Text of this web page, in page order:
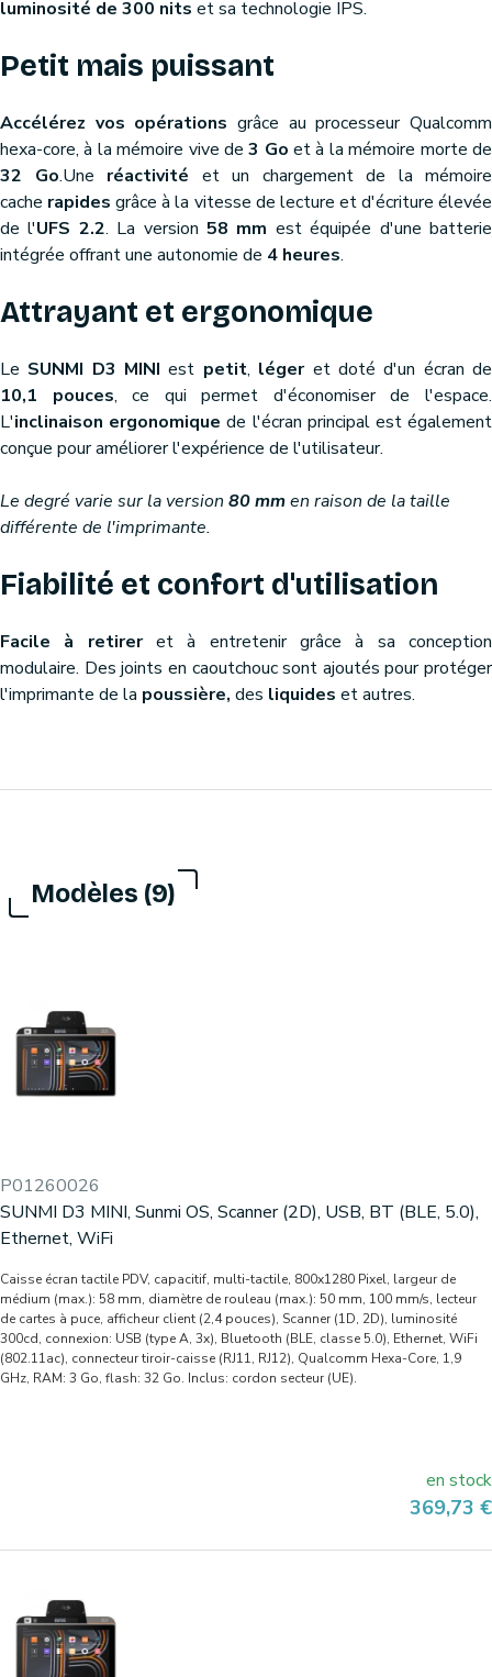
luminosité de 300 nits et sa technologie IPS.
Petit mais puissant
Accélérez vos opérations grâce au processeur Qualcomm
hexa-core, à la mémoire vive de 3 Go et à la mémoire morte de
32 Go.Une réactivité et un chargement de la mémoire
cache rapides grâce à la vitesse de lecture et d'écriture élevée
de l'UFS 2.2. La version58 mm est équipée d'une batterie
intégrée offrant une autonomie de 4 heures.
Attrayant et ergonomique
Le SUNMI D3 MINI est petit, légeret doté d'un écran de
10,1 pouces, ce qui permet d'économiser de l'espace.
L'inclinaison ergonomique de l'écran principal est également
conçue pour améliorer l'expérience de l'utilisateur.
Le degré varie sur la version 80 mmen raison de la taille
différente de l'imprimante.
Fiabilité et confort d'utilisation
Facile à retireret à entretenir grâce à sa conception
modulaire. Des joints en caoutchouc sont ajoutés pour protéger
l'imprimante de la poussière, des liquides et autres.
Modèles (9)
P01260026
SUNMI D3 MINI, Sunmi OS, Scanner (2D), USB, BT (BLE, 5.0),
Ethernet, WiFi
Caisse écran tactile PDV, capacitif, multi-tactile, 800x1280 Pixel, largeur de
médium (max.): 58 mm, diamètre de rouleau (max.): 50 mm, 100 mm/s, lecteur
de cartes à puce, afficheur client (2,4 pouces), Scanner (1D, 2D), luminosité
300cd, connexion: USB (type A, 3x), Bluetooth (BLE, classe 5.0), Ethernet, WiFi
(802.11ac), connecteur tiroir-caisse (RJ11, RJ12), Qualcomm Hexa-Core, 1,9
GHz, RAM: 3 Go, flash: 32 Go. Inclus: cordon secteur (UE).
en stock
Prix
369,73 €